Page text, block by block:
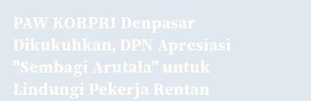
PAW KORPRI Denpasar
Dikukuhkan, DPN Apresiasi
"Sembagi Arutala" untuk
Lindungi Pekerja Rentan